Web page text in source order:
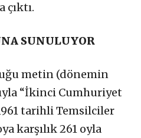
SUNULUYOR
metin (dönemin
“İkinci Cumhuriyet
tarihli Temsilciler
karşılık 261 oyla